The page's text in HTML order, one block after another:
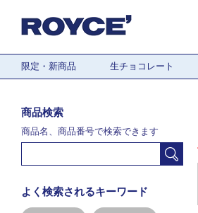
限定・新商品 生チョコレート
商品検索
商品名、商品番号で検索できます
よく検索されるキーワード